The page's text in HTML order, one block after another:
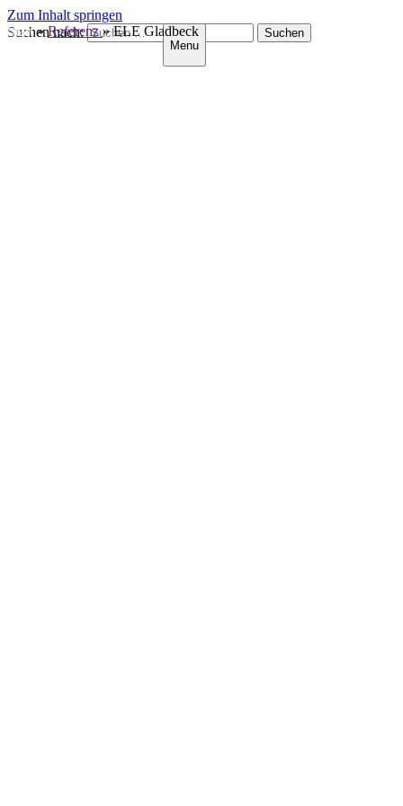
Zum Inhalt springen
Suchen nach:
Menu
Start»Referenz»ELE Gladbeck